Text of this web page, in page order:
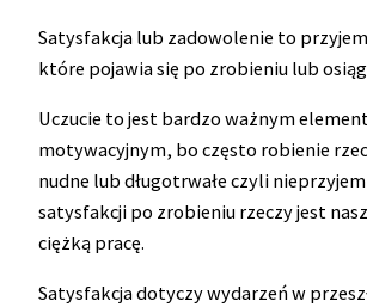
Satysfakcja lub zadowolenie to
które pojawia się po zrobieniu lub
Uczucie to jest bardzo ważnym
motywacyjnym, bo często robienie
nudne lub długotrwałe czyli
satysfakcji po zrobieniu rzeczy jest
ciężką pracę.
Satysfakcja dotyczy wydarzeń w